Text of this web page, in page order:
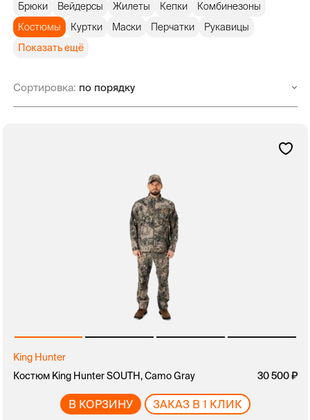
Брюки Вейдерсы Жилеты Кепки
Комбинезоны
Костюмы
Куртки Маски Перчатки
Рукавицы
Показать ещё
Сортировка:
King Hunter
Костюм King Hunter SOUTH, Camo Gray
30 500
В КОРЗИНУ ЗАКАЗ В 1 КЛИК